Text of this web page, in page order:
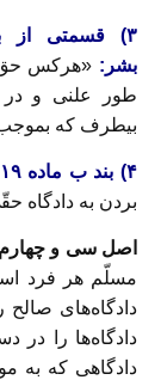
بشر: «هرکس حق
طور علنی و در
بیطرف که
۴) بند ب ماده ۱۹ اعلامیّه اسلامی حقوق بشر:
بردن به
اصل سی و
مسلّم هر فرد
دادگاه‌های صالح
دادگاه‌ها را در
دادگاهی که به